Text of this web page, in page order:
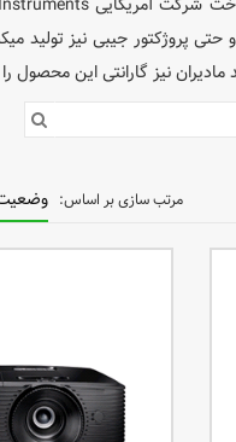
نیز گارانتی این محصول